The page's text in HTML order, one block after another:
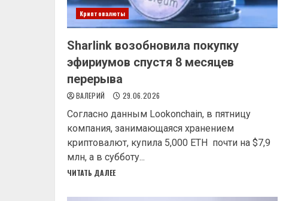
Криптовалюты
Sharlink возобновила покупку
эфириумов спустя 8 месяцев
перерыва
ВАЛЕРИЙ 29.06.2026
Согласно данным Lookonchain, в пятницу
компания, занимающаяся хранением
криптовалют, купила 5,000 ETH почти на $7,9
млн, а в субботу...
ЧИТАТЬ ДАЛЕЕ